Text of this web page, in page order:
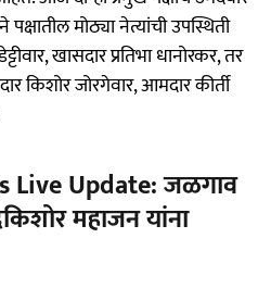
मोठ्या नेत्यांची उपस्थिती
खासदार प्रतिभा धानोरकर, तर
किशोर जोरगेवार, आमदार कीर्ती
Live Update: जळगाव
महाजन यांना